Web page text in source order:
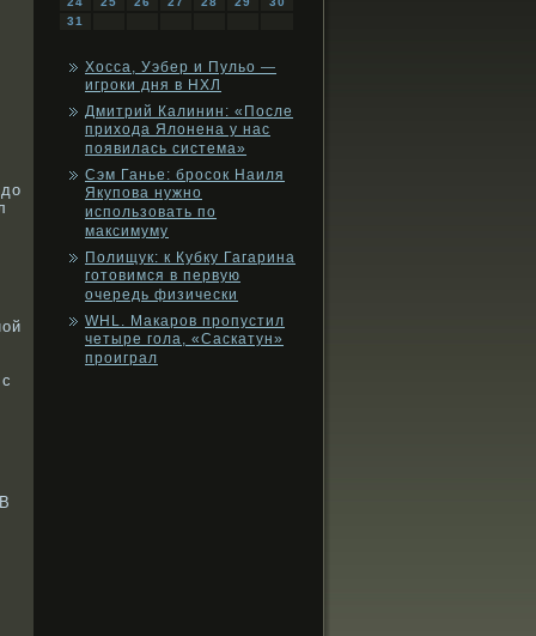
31
Хосса, Уэбер и Пульо —
игроки дня в НХЛ
Дмитрий Калинин: «После
прихода Ялонена у нас
появилась система»
Сэм Ганье: бросок Наиля
Якупова нужно
использовать по
максимуму
Полищук: к Кубку Гагарина
готовимся в первую
очередь физически
WHL. Макаров пропустил
четыре гола, «Саскатун»
проиграл